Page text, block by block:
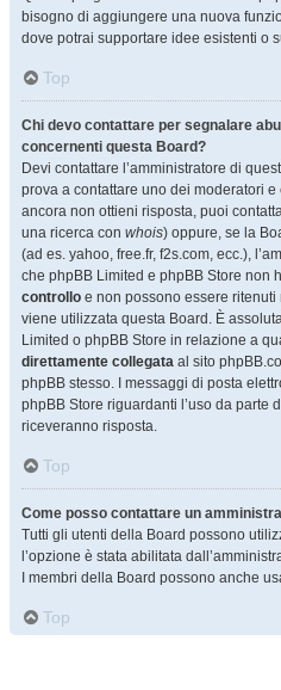
bisogno di aggiungere una nuova
dove potrai supportare idee esistenti o
Top
Chi devo contattare per segnalare
concernenti questa Board?
Devi contattare l’amministratore di
prova a contattare uno dei moderatori
ancora non ottieni risposta, puoi
una ricerca con whois) oppure, se la
(ad es. yahoo, free.fr, f2s.com, ecc.),
che phpBB Limited e phpBB Store non
controllo e non possono essere
viene utilizzata questa Board. È
Limited o phpBB Store in relazione a
direttamente collegata al sito
phpBB stesso. I messaggi di posta
phpBB Store riguardanti l’uso da parte
riceveranno risposta.
Top
Come posso contattare un
Tutti gli utenti della Board possono
l’opzione è stata abilitata
I membri della Board possono anche
Top